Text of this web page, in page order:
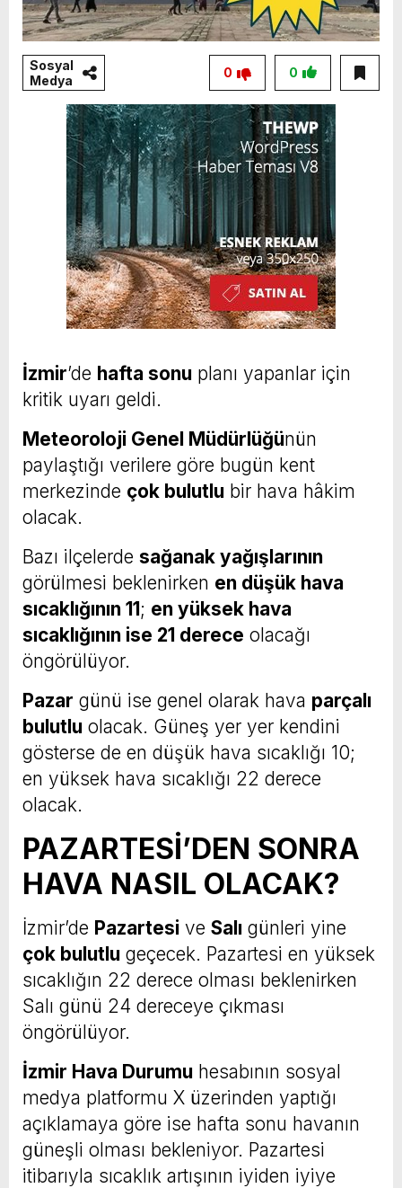
Sosyal
Medya
0
0
İzmir’de hafta sonu planı yapanlar için
kritik uyarı geldi.
Meteoroloji Genel Müdürlüğünün
paylaştığı verilere göre bugün kent
merkezinde çok bulutlu bir hava hâkim
olacak.
Bazı ilçelerde sağanak yağışlarının
görülmesi beklenirken en düşük hava
sıcaklığının 11; en yüksek hava
sıcaklığının ise 21 derece olacağı
öngörülüyor.
Pazar günü ise genel olarak hava parçalı
bulutlu olacak. Güneş yer yer kendini
gösterse de en düşük hava sıcaklığı 10;
en yüksek hava sıcaklığı 22 derece
olacak.
PAZARTESİ’DEN SONRA
HAVA NASIL OLACAK?
İzmir’de Pazartesi ve Salı günleri yine
çok bulutlu geçecek. Pazartesi en yüksek
sıcaklığın 22 derece olması beklenirken
Salı günü 24 dereceye çıkması
öngörülüyor.
İzmir Hava Durumu hesabının sosyal
medya platformu X üzerinden yaptığı
açıklamaya göre ise hafta sonu havanın
güneşli olması bekleniyor. Pazartesi
itibarıyla sıcaklık artışının iyiden iyiye